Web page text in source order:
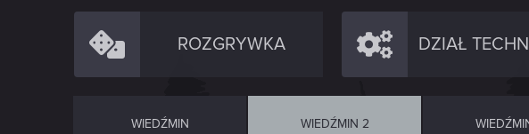
ROZGRYWKA DZIAŁ
WIEDŹMIN WIEDŹMIN 2